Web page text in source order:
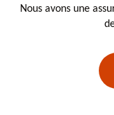
Nous avons une